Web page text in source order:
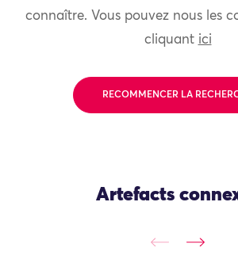
connaître. Vous pouvez nous les
cliquant ici
RECOMMENCER LA
Artefacts